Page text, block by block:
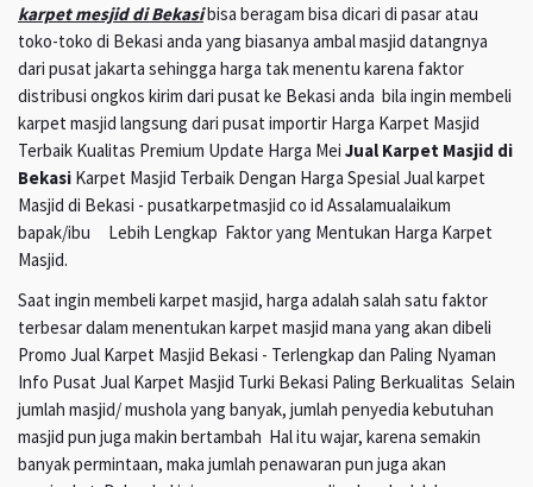
karpet mesjid di Bekasibisa beragam bisa dicari di pasar atau
toko-toko di Bekasi anda yang biasanya ambal masjid datangnya
dari pusat jakarta sehingga harga tak menentu karena faktor
distribusi ongkos kirim dari pusat ke Bekasi anda bila ingin membeli
karpet masjid langsung dari pusat importir Harga Karpet Masjid
Terbaik Kualitas Premium Update Harga Mei Jual Karpet Masjid di
Bekasi Karpet Masjid Terbaik Dengan Harga Spesial Jual karpet
Masjid di Bekasi - pusatkarpetmasjid co id Assalamualaikum
bapak/ibu Lebih Lengkap Faktor yang Mentukan Harga Karpet
Masjid.
Saat ingin membeli karpet masjid, harga adalah salah satu faktor
terbesar dalam menentukan karpet masjid mana yang akan dibeli
Promo Jual Karpet Masjid Bekasi - Terlengkap dan Paling Nyaman
Info Pusat Jual Karpet Masjid Turki Bekasi Paling Berkualitas Selain
jumlah masjid/ mushola yang banyak, jumlah penyedia kebutuhan
masjid pun juga makin bertambah Hal itu wajar, karena semakin
banyak permintaan, maka jumlah penawaran pun juga akan